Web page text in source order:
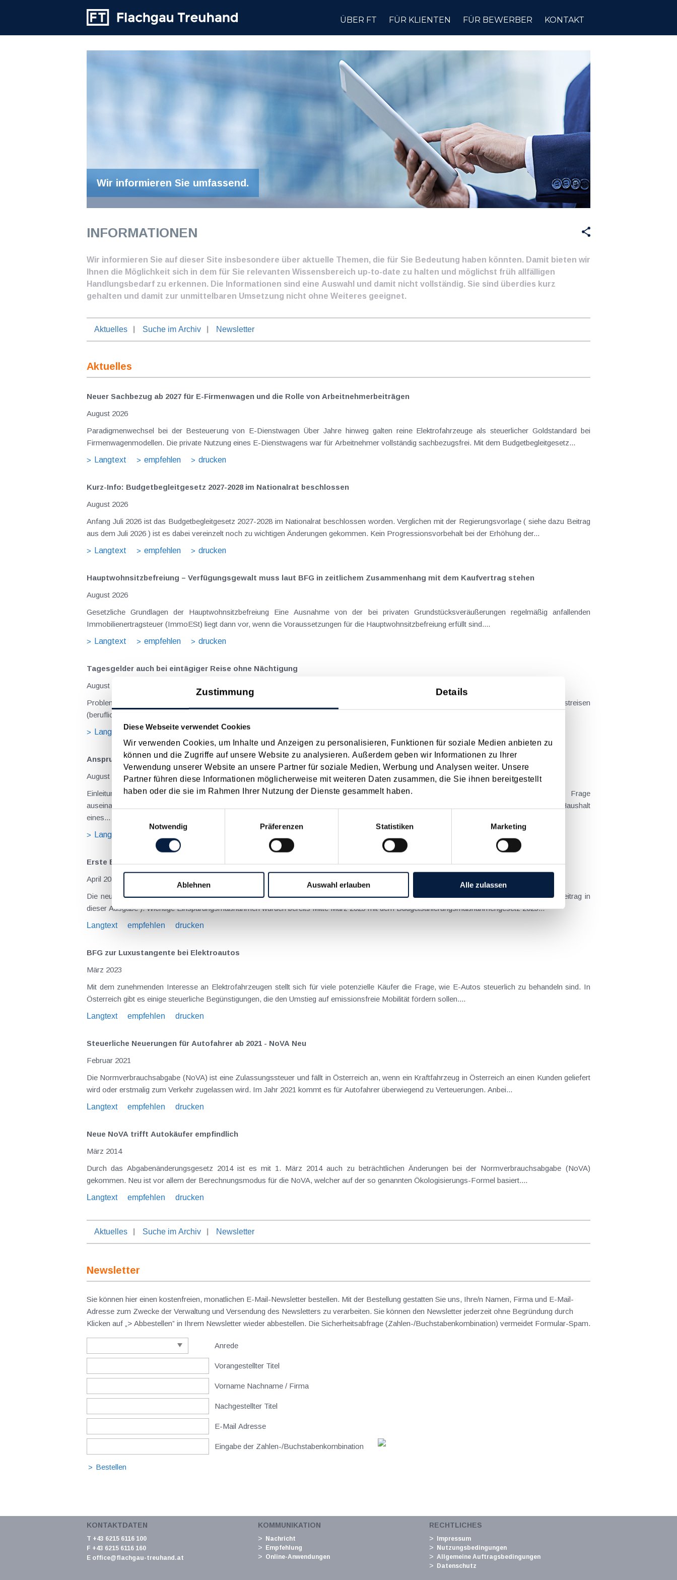
Zustimmung Details
Diese Webseite verwendet Cookies
Wir verwenden Cookies, um Inhalte und Anzeigen zu personalisieren, Funktionen für soziale Medien anbieten zu
können und die Zugriffe auf unsere Website zu analysieren. Außerdem geben wir Informationen zu Ihrer
Verwendung unserer Website an unsere Partner für soziale Medien, Werbung und Analysen weiter. Unsere
Partner führen diese Informationen möglicherweise mit weiteren Daten zusammen, die Sie ihnen bereitgestellt
haben oder die sie im Rahmen Ihrer Nutzung der Dienste gesammelt haben.
Notwendig
Präferenzen Statistiken Marketing
Ablehnen Auswahl erlauben Alle zulassen
ÜBER FT FÜR KLIENTEN FÜR BEWERBER KONTAKT
Wir informieren Sie umfassend.
INFORMATIONEN
Wir informieren Sie auf dieser Site insbesondere über aktuelle Themen, die für Sie Bedeutung haben könnten. Damit bieten wir
Ihnen die Möglichkeit sich in dem für Sie relevanten Wissensbereich up-to-date zu halten und möglichst früh allfälligen
Handlungsbedarf zu erkennen. Die Informationen sind eine Auswahl und damit nicht vollständig. Sie sind überdies kurz
gehalten und damit zur unmittelbaren Umsetzung nicht ohne Weiteres geeignet.
Aktuelles Suche im Archiv Newsletter
Aktuelles
Neuer Sachbezug ab 2027 für E-Firmenwagen und die Rolle von Arbeitnehmer​­beiträgen
August 2026
Paradigmenwechsel bei der Besteuerung von E-Dienstwagen Über Jahre hinweg galten reine Elektrofahrzeuge als steuerlicher Goldstandard bei
Firmenwagenmodellen. Die private Nutzung eines E-Dienstwagens war für Arbeitnehmer vollständig sachbezugsfrei. Mit dem Budgetbegleitgesetz...
Langtext
empfehlen drucken
Kurz-Info: Budgetbegleitgesetz 2027-2028 im Nationalrat beschlossen
August 2026
Anfang Juli 2026 ist das Budgetbegleitgesetz 2027-2028 im Nationalrat beschlossen worden. Verglichen mit der Regierungsvorlage ( siehe dazu Beitrag
aus dem Juli 2026 ) ist es dabei vereinzelt noch zu wichtigen Änderungen gekommen. Kein Progressionsvorbehalt bei der Erhöhung der...
Langtext
empfehlen drucken
Hauptwohnsitz​­befreiung – Verfügungsgewalt muss laut BFG in zeitlichem Zusammenhang mit dem Kaufvertrag stehen
August 2026
Gesetzliche Grundlagen der Hauptwohnsitzbefreiung Eine Ausnahme von der bei privaten Grundstücksveräußerungen regelmäßig anfallenden
Immobilienertragsteuer (ImmoESt) liegt dann vor, wenn die Voraussetzungen für die Hauptwohnsitzbefreiung erfüllt sind....
Langtext
empfehlen drucken
Tagesgelder auch bei eintägiger Reise ohne Nächtigung
August 2026
Problemstellung und rechtlicher Hintergrund Tagesgelder sollen Verpflegungsmehraufwendungen ausgleichen, welche im Zuge von Dienstreisen
(beruflich bedingten Reisen) durch die Unkenntnis über die lokale Gastronomie resultieren – typischerweise stellt sich das Problem in der...
Langtext
empfehlen drucken
Anspruch auf Familienbeihilfe bei geschiedenen Eltern
August 2026
Einleitung und Kernaussage der Entscheidung Das Bundesfinanzgericht (GZ RV/7103366/2025 vom 10.02.2026) hatte sich mit der Frage
auseinanderzusetzen, welchem Elternteil nach einer Scheidung die Familienbeihilfe zusteht, wenn sich das Kind tatsächlich überwiegend im Haushalt
eines...
Langtext
Erste Budgetsanierungs­maßnahmen beschlossen
April 2025
Die neue Bundesregierung sieht in ihrem Regierungsprogramm mitunter einige steuerliche Änderungen vor ( siehe dazu auch den anderen Beitrag in
dieser Ausgabe ). Wichtige Einsparungsmaßnahmen wurden bereits Mitte März 2025 mit dem Budgetsanierungsmaßnahmengesetz 2025...
Langtext
empfehlen drucken
BFG zur Luxustangente bei Elektroautos
März 2023
Mit dem zunehmenden Interesse an Elektrofahrzeugen stellt sich für viele potenzielle Käufer die Frage, wie E-Autos steuerlich zu behandeln sind. In
Österreich gibt es einige steuerliche Begünstigungen, die den Umstieg auf emissionsfreie Mobilität fördern sollen....
Langtext
empfehlen drucken
Steuerliche Neuerungen für Autofahrer ab 2021 - NoVA Neu
Februar 2021
Die Normverbrauchsabgabe (NoVA) ist eine Zulassungssteuer und fällt in Österreich an, wenn ein Kraftfahrzeug in Österreich an einen Kunden geliefert
wird oder erstmalig zum Verkehr zugelassen wird. Im Jahr 2021 kommt es für Autofahrer überwiegend zu Verteuerungen. Anbei...
Langtext
empfehlen drucken
Neue NoVA trifft Autokäufer empfindlich
März 2014
Durch das Abgabenänderungsgesetz 2014 ist es mit 1. März 2014 auch zu beträchtlichen Änderungen bei der Normverbrauchsabgabe (NoVA)
gekommen. Neu ist vor allem der Berechnungsmodus für die NoVA, welcher auf der so genannten Ökologisierungs-Formel basiert....
Langtext
empfehlen drucken
Aktuelles Suche im Archiv Newsletter
Newsletter
Sie können hier einen kostenfreien, monatlichen E-Mail-Newsletter bestellen. Mit der Bestellung gestatten Sie uns, Ihre/n Namen, Firma und E-Mail-
Adresse zum Zwecke der Verwaltung und Versendung des Newsletters zu verarbeiten. Sie können den Newsletter jederzeit ohne Begründung durch
Klicken auf „> Abbestellen” in Ihrem Newsletter wieder abbestellen. Die Sicherheitsabfrage (Zahlen-/Buchstabenkombination) vermeidet Formular-Spam.
Anrede
Vorangestellter Titel
Vorname Nachname / Firma
Nachgestellter Titel
E-Mail Adresse
Eingabe der Zahlen-/Buchstabenkombination
KONTAKTDATEN
T +43 6215 6116 100
F +43 6215 6116 160
E office@flachgau-treuhand.at
KOMMUNIKATION
Nachricht
Empfehlung
Online-Anwendungen
RECHTLICHES
Impressum
Nutzungsbedingungen
Allgemeine Auftragsbedingungen
Datenschutz